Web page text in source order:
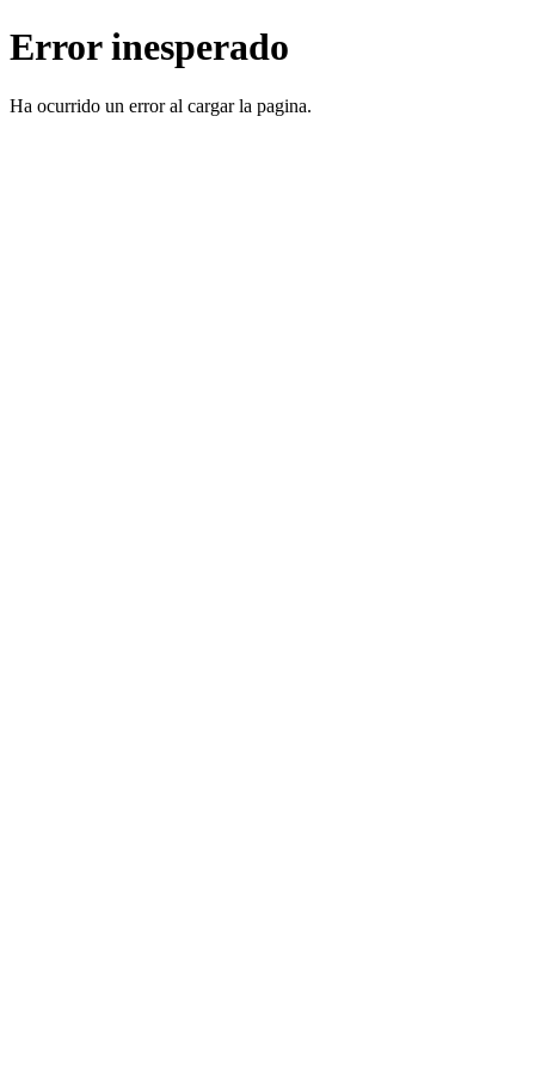
Error inesperado
Ha ocurrido un error al cargar la pagina.